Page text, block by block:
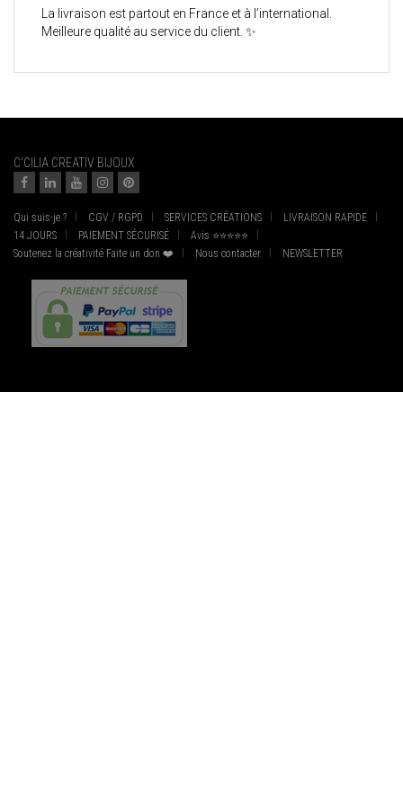
La livraison est partout en France et à l’international.
Meilleure qualité au service du client. ✨
C'CILIA CREATIV BIJOUX
Qui suis-je ? CGV / RGPD SERVICES CRÉATIONS
LIVRAISON RAPIDE
14 JOURS
PAIEMENT SÉCURISÉ
Avis ⭐⭐⭐⭐⭐
Soutenez la créativité Faite un don ❤️
Nous contacter NEWSLETTER